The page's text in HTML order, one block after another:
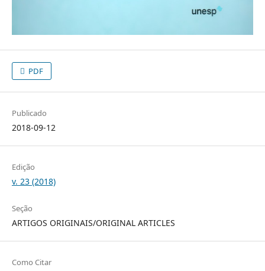
PDF
Publicado
2018-09-12
Edição
v. 23 (2018)
Seção
ARTIGOS ORIGINAIS/ORIGINAL ARTICLES
Como Citar